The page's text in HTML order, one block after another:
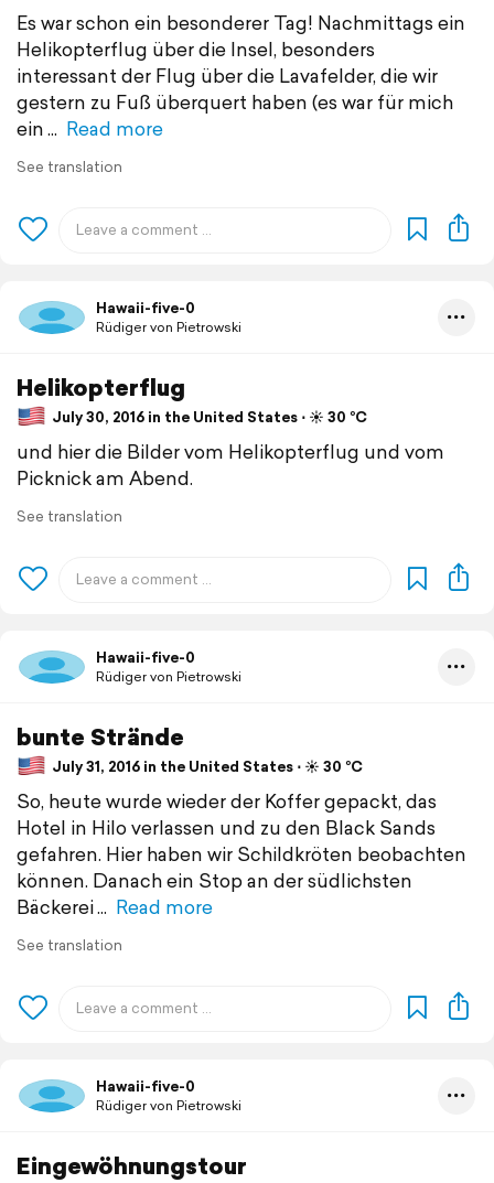
Es war schon ein besonderer Tag! Nachmittags ein
Helikopterflug über die Insel, besonders
interessant der Flug über die Lavafelder, die wir
gestern zu Fuß überquert haben (es war für mich
ein
Read more
See translation
Hawaii-five-0
Rüdiger von Pietrowski
Helikopterflug
July 30, 2016 in the United States ⋅ ☀️ 30 °C
und hier die Bilder vom Helikopterflug und vom
Picknick am Abend.
See translation
Hawaii-five-0
Rüdiger von Pietrowski
bunte Strände
July 31, 2016 in the United States ⋅ ☀️ 30 °C
So, heute wurde wieder der Koffer gepackt, das
Hotel in Hilo verlassen und zu den Black Sands
gefahren. Hier haben wir Schildkröten beobachten
können. Danach ein Stop an der südlichsten
Bäckerei
Read more
See translation
Hawaii-five-0
Rüdiger von Pietrowski
Eingewöhnungstour